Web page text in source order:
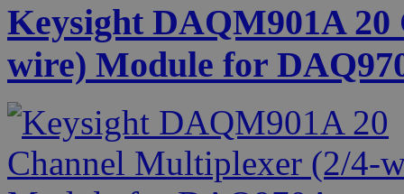
Keysight DAQM901A
wire) Module for